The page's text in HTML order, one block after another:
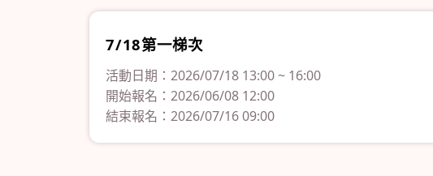
7/18第一梯次
活動日期：2026/07/18 13:00 ~ 16:00
開始報名：2026/06/08 12:00
結束報名：2026/07/16 09:00